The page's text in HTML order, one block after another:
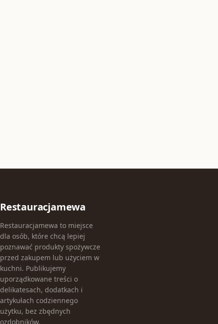
Restauracjamewa
Restauracjamewa to miejsce
dla osób, które chcą lepiej
poznawać produkty spożywcze
przed zakupem lub użyciem w
kuchni. Publikujemy
uporządkowane treści o
delikatesach, dodatkach i
artykułach codziennego
użytku, bez zbędnych
ozdobników.